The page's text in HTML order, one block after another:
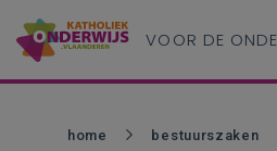
VOOR DE
home bestuurszaken